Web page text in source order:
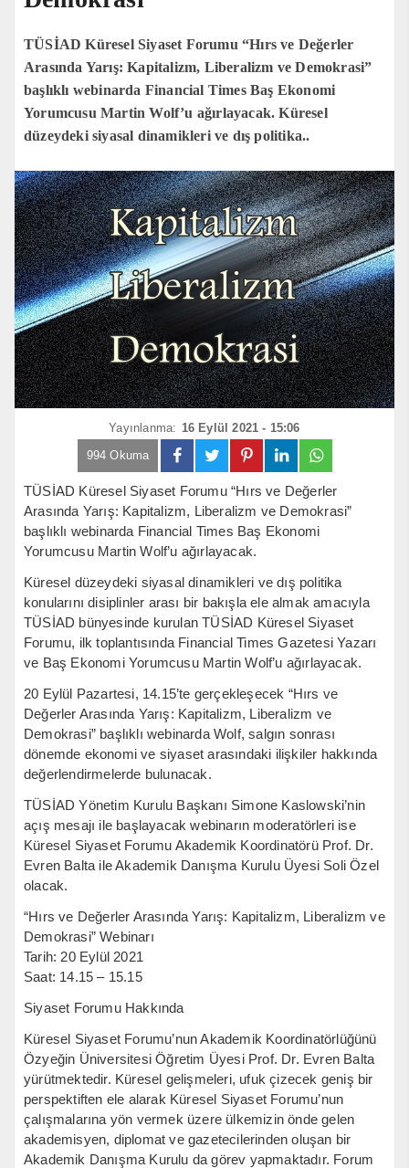
TÜSİAD Küresel Siyaset Forumu “Hırs ve Değerler
Arasında Yarış: Kapitalizm, Liberalizm ve Demokrasi”
başlıklı webinarda Financial Times Baş Ekonomi
Yorumcusu Martin Wolf’u ağırlayacak. Küresel
düzeydeki siyasal dinamikleri ve dış politika..
Yayınlanma: 16 Eylül 2021 - 15:06
994 Okuma
TÜSİAD Küresel Siyaset Forumu “Hırs ve Değerler
Arasında Yarış: Kapitalizm, Liberalizm ve Demokrasi”
başlıklı webinarda Financial Times Baş Ekonomi
Yorumcusu Martin Wolf’u ağırlayacak.
Küresel düzeydeki siyasal dinamikleri ve dış politika
konularını disiplinler arası bir bakışla ele almak amacıyla
TÜSİAD bünyesinde kurulan TÜSİAD Küresel Siyaset
Forumu, ilk toplantısında Financial Times Gazetesi Yazarı
ve Baş Ekonomi Yorumcusu Martin Wolf’u ağırlayacak.
20 Eylül Pazartesi, 14.15’te gerçekleşecek “Hırs ve
Değerler Arasında Yarış: Kapitalizm, Liberalizm ve
Demokrasi” başlıklı webinarda Wolf, salgın sonrası
dönemde ekonomi ve siyaset arasındaki ilişkiler hakkında
değerlendirmelerde bulunacak.
TÜSİAD Yönetim Kurulu Başkanı Simone Kaslowski’nin
açış mesajı ile başlayacak webinarın moderatörleri ise
Küresel Siyaset Forumu Akademik Koordinatörü Prof. Dr.
Evren Balta ile Akademik Danışma Kurulu Üyesi Soli Özel
olacak.
“Hırs ve Değerler Arasında Yarış: Kapitalizm, Liberalizm ve
Demokrasi” Webinarı
Tarih: 20 Eylül 2021
Saat: 14.15 – 15.15
Siyaset Forumu Hakkında
Küresel Siyaset Forumu’nun Akademik Koordinatörlüğünü
Özyeğin Üniversitesi Öğretim Üyesi Prof. Dr. Evren Balta
yürütmektedir. Küresel gelişmeleri, ufuk çizecek geniş bir
perspektiften ele alarak Küresel Siyaset Forumu’nun
çalışmalarına yön vermek üzere ülkemizin önde gelen
akademisyen, diplomat ve gazetecilerinden oluşan bir
Akademik Danışma Kurulu da görev yapmaktadır. Forum